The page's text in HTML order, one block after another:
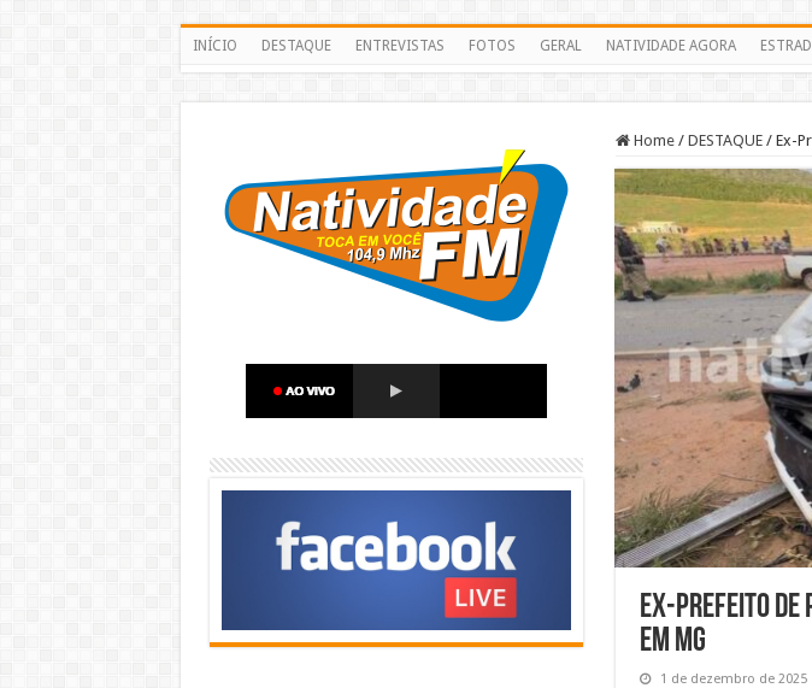
INÍCIO DESTAQUE ENTREVISTAS FOTOS GERAL NATIVIDADE AGORA
Home / DESTAQUE / Ex-
Ex-Prefeito de
em MG
1 de dezembro de 2025